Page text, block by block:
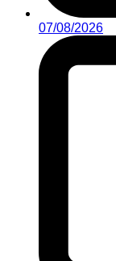
07/08/2026